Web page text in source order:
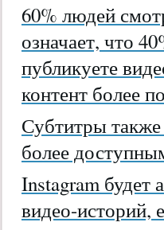
60% людей
означает, что
публикуете
контент более
Субтитры
более
Instagram будет
видео-историй,